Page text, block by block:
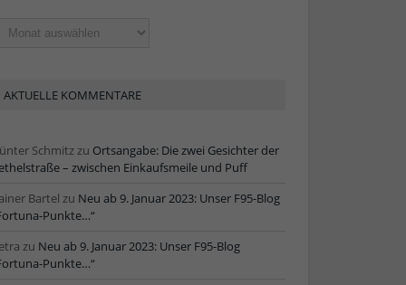
AKTUELLE KOMMENTARE
Schmitzzu Ortsangabe: Die zwei Gesichter der
– zwischen Einkaufsmeile und Puff
Bartel zu Neu ab 9. Januar 2023: Unser F95-Blog
Punkte…“
zu Neu ab 9. Januar 2023: Unser F95-Blog
Punkte…“